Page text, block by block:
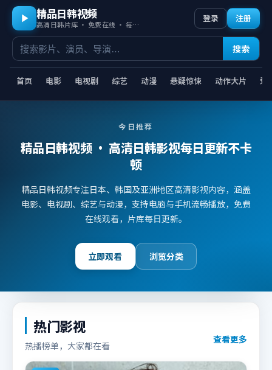
精品日韩视频
高清日韩片库 · 免费在线 · 每日更新
首页 电影 电视剧 综艺 动漫 悬疑惊悚 动作大片 爱
搜索
登录 注册
今日推荐
精品日韩视频· 高清日韩影视每日更新不卡
顿
精品日韩视频专注日本、韩国及亚洲地区高清影视内容，涵盖
电影、电视剧、综艺与动漫，支持电脑与手机流畅播放，免费
在线观看，片库每日更新。
立即观看 浏览分类
热门影视
热播榜单，大家都在看
查看更多